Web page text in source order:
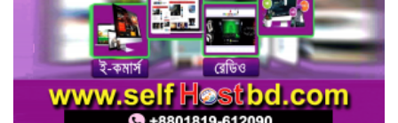
কারখানায় ভোক্তা অধিদপ্তরের অভিযান,
শাস্তিবিহী ৭৫ হাজার টাকা জরিমানা
বিষয়: সিআরবি’র নরসিংদী জেলা শাখার
উদ্যোগে মাসিক বাজার পর্যবেক্ষণ কার্যক্রম
সম্পন্ন